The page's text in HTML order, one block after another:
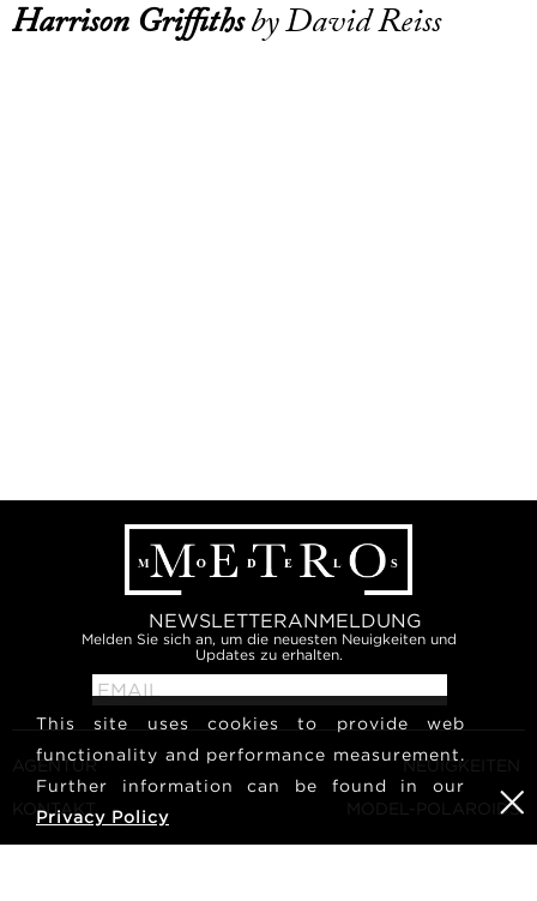
Harrison Griffithsby David Reiss
NEWSLETTERANMELDUNG
Melden Sie sich an, um die neuesten Neuigkeiten und
Updates zu erhalten.
AGENTUR
KONTAKT
NEUIGKEITEN
MODEL-POLAROIDS
This site uses cookies to provide web
functionality and performance measurement.
Further information can be found in our
Privacy Policy